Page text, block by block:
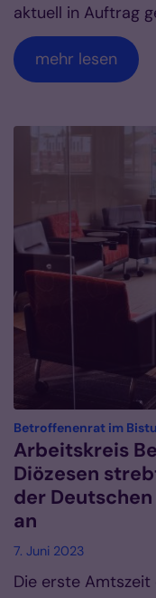
aktuell in Auftrag
mehr lesen
Betroffenenrat im
Arbeitskreis
Diözesen
der
an
7. Juni 2023
Die erste